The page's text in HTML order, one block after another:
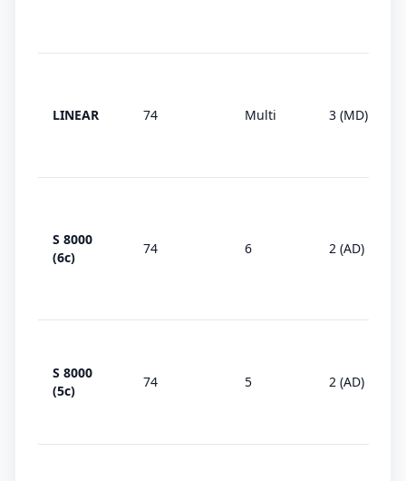
LINEAR 74 Multi 3 (MD)
S 8000
(6c)
74 6 2 (AD)
S 8000
(5c)
74 5 2 (AD)